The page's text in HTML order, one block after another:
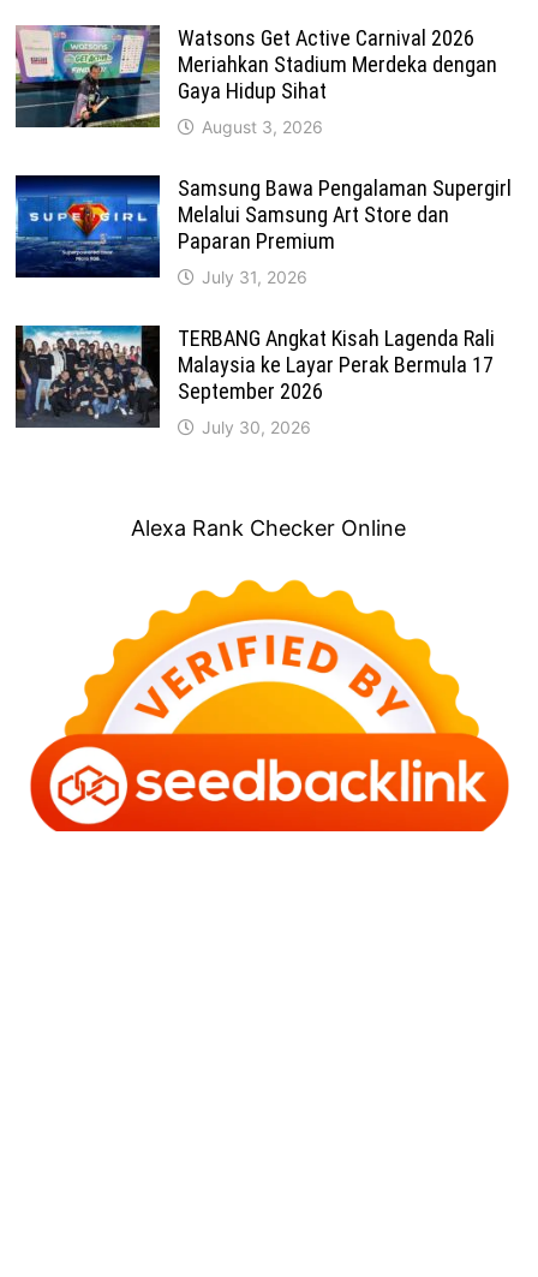
Watsons Get Active Carnival 2026
Meriahkan Stadium Merdeka dengan
Gaya Hidup Sihat
August 3, 2026
Samsung Bawa Pengalaman Supergirl
Melalui Samsung Art Store dan
Paparan Premium
July 31, 2026
TERBANG Angkat Kisah Lagenda Rali
Malaysia ke Layar Perak Bermula 17
September 2026
July 30, 2026
Alexa Rank Checker Online